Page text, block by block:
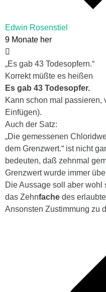
Edwin Rosenstiel
9 Monate her
„Es gab 43 Todesopfern.“
Korrekt müßte es heißen
Es gab 43 Todesopfer.
Kann schon mal passieren,
Einfügen).
Auch der Satz:
„Die gemessenen
dem Grenzwert.“ ist nicht
bedeuten, daß zehnmal
Grenzwert wurde immer
Die Aussage soll aber
das Zehnfache des
Ansonsten Zustimmung zu